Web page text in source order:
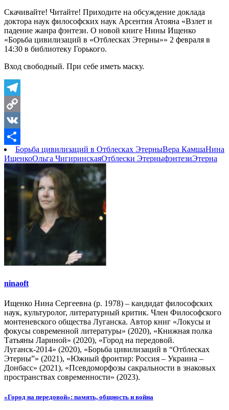
Скачивайте! Читайте! Приходите на обсуждение доклада
доктора наук философских наук Арсентия Атояна «Взлет и
падение жанра фэнтези. О новой книге Нины Ищенко
«Борьба цивилизаций в «Отблесках Этерны»» 2 февраля в
14:30 в библиотеку Горького.
Вход свободный. При себе иметь маску.
Telegram
Copy
Link
VK
Отправить
Борьба цивилизаций в Отблесках ЭтерныВера КамшаНина
ИщенкоОльга ЧигиринскаяОтблески ЭтерныфэнтезиЭтерна
ninaoft
Ищенко Нина Сергеевна (р. 1978) – кандидат философских
наук, культуролог, литературный критик. Член Философского
монтеневского общества Луганска. Автор книг «Локусы и
фокусы современной литературы» (2020), «Книжная полка
Татьяны Лариной» (2020), «Город на передовой.
Луганск-2014» (2020), «Борьба цивилизаций в “Отблесках
Этерны”» (2021), «Южный фронтир: Россия – Украина –
Донбасс» (2021), «Псевдоморфозы сакральности в знаковых
пространствах современности» (2023).
Навигация
«Город на передовой»: память, общность и война